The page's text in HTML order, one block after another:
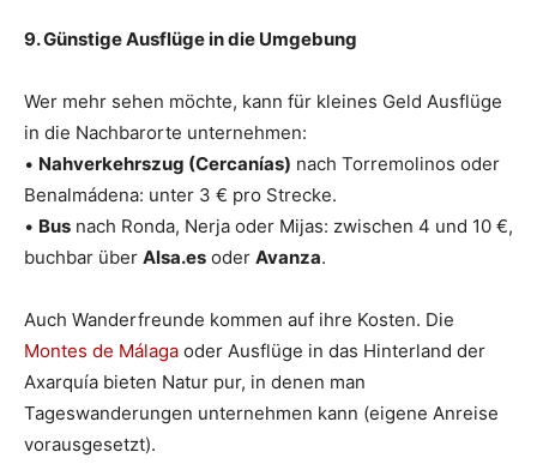
9. Günstige Ausflüge in die Umgebung
Wer mehr sehen möchte, kann für kleines Geld Ausflüge
in die Nachbarorte unternehmen:
• Nahverkehrszug (Cercanías) nach Torremolinos oder
Benalmádena: unter 3 € pro Strecke.
• Bus nach Ronda, Nerja oder Mijas: zwischen 4 und 10 €,
buchbar über Alsa.es oder Avanza.
Auch Wanderfreunde kommen auf ihre Kosten. Die
Montes de Málaga oder Ausflüge in das Hinterland der
Axarquía bieten Natur pur, in denen man
Tageswanderungen unternehmen kann (eigene Anreise
vorausgesetzt).